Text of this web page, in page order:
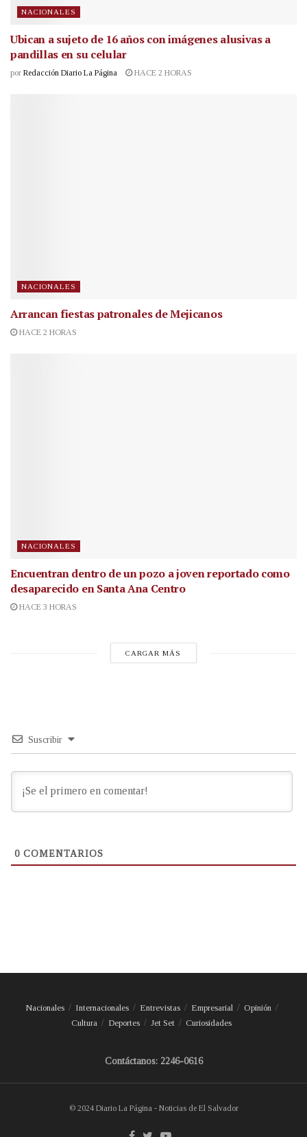
NACIONALES
Ubican a sujeto de 16 años con imágenes alusivas a
pandillas en su celular
por Redacción Diario La Página HACE 2 HORAS
NACIONALES
Arrancan fiestas patronales de Mejicanos
HACE 2 HORAS
NACIONALES
Encuentran dentro de un pozo a joven reportado como
desaparecido en Santa Ana Centro
HACE 3 HORAS
CARGAR MÁS
Suscribir
0 COMENTARIOS
Nacionales Internacionales Entrevistas Empresarial
Opinión
Cultura
Deportes Jet Set Curiosidades
Contáctanos: 2246-0616
© 2024 Diario La Página - Noticias de El Salvador